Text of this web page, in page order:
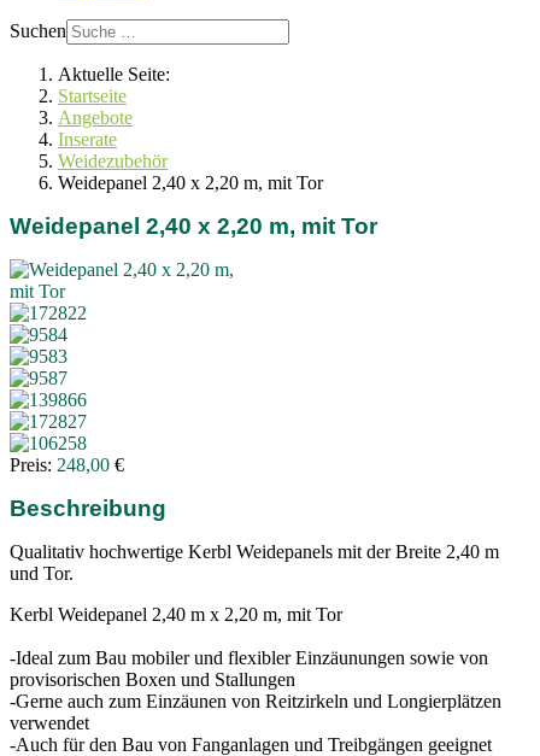
Suchen
Aktuelle Seite:
Startseite
Angebote
Inserate
Weidezubehör
Weidepanel 2,40 x 2,20 m, mit Tor
Weidepanel 2,40 x 2,20 m, mit Tor
Preis: 248,00 €
Beschreibung
Qualitativ hochwertige Kerbl Weidepanels mit der Breite 2,40 m
und Tor.
Kerbl Weidepanel 2,40 m x 2,20 m, mit Tor
-Ideal zum Bau mobiler und flexibler Einzäunungen sowie von
provisorischen Boxen und Stallungen
-Gerne auch zum Einzäunen von Reitzirkeln und Longierplätzen
verwendet
-Auch für den Bau von Fanganlagen und Treibgängen geeignet